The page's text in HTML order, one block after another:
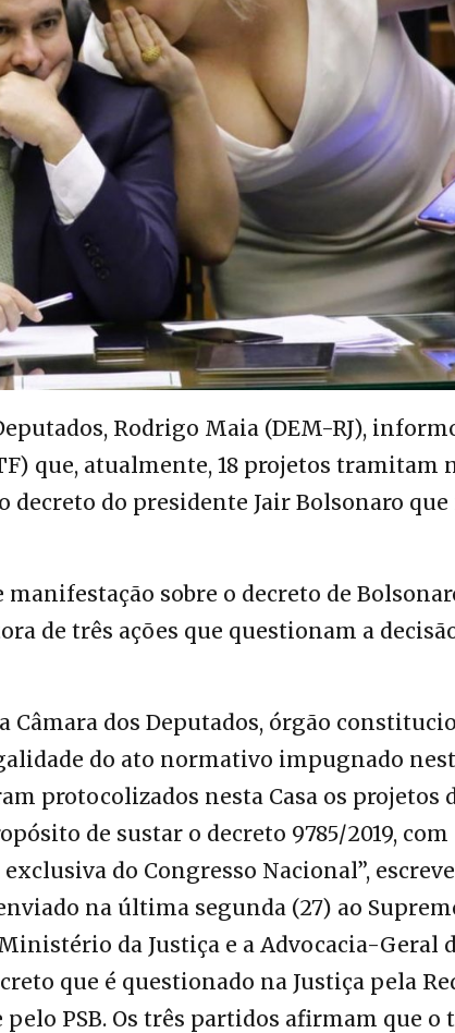
Rodrigo Maia (DEM-RJ),
que, atualmente, 18 projetos tramitam
decreto do presidente Jair Bolsonaro
sobre o decreto de
de três ações que questionam a
Câmara dos Deputados, órgão
do ato normativo impugnado
protocolizados nesta Casa os projetos
de sustar o decreto 9785/2019, com
do Congresso Nacional”,
na última segunda (27) ao
da Justiça e a Advocacia-Geral
que é questionado na Justiça pela
pelo PSB. Os três partidos afirmam que o